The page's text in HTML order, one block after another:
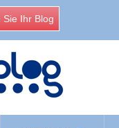
Sie Ihr Blog